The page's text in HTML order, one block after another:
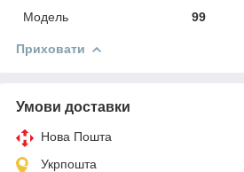
Мoдель
99
Приховати
Умови доставки
Нова Пошта
Укрпошта